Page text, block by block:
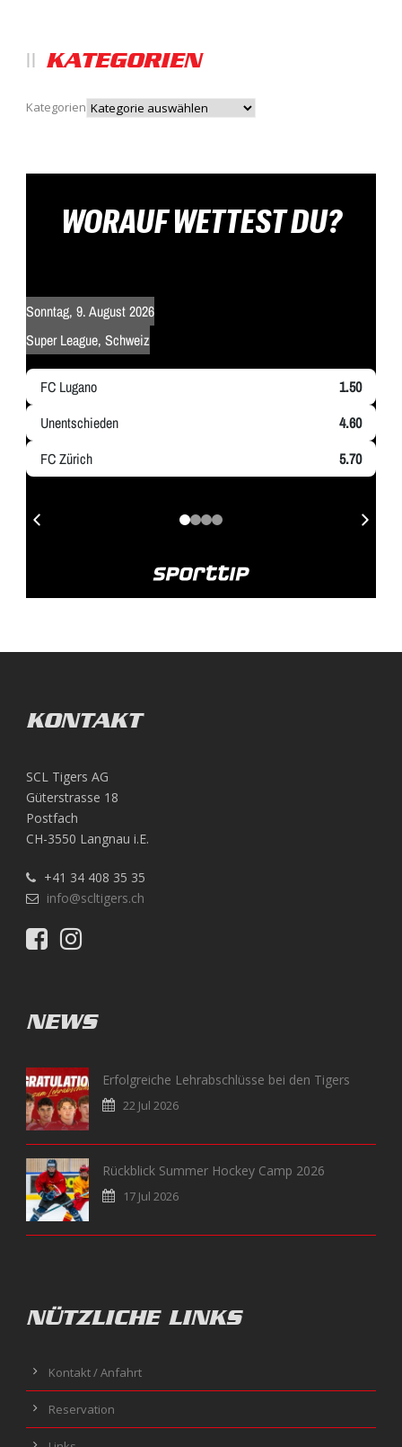
KATEGORIEN
Kategorien
KONTAKT
SCL Tigers AG
Güterstrasse 18
Postfach
CH-3550 Langnau i.E.
+41 34 408 35 35
info@scltigers.ch
NEWS
Erfolgreiche Lehrabschlüsse bei den Tigers
22 Jul 2026
Rückblick Summer Hockey Camp 2026
17 Jul 2026
NÜTZLICHE LINKS
Kontakt / Anfahrt
Reservation